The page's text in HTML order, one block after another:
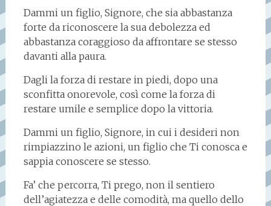
Dammi un figlio, Signore, che sia abbastanza
forte da riconoscere la sua debolezza ed
abbastanza coraggioso da affrontare se stesso
davanti alla paura.
Dagli la forza di restare in piedi, dopo una
sconfitta onorevole, così come la forza di
restare umile e semplice dopo la vittoria.
Dammi un figlio, Signore, in cui i desideri non
rimpiazzino le azioni, un figlio che Ti conosca e
sappia conoscere se stesso.
Fa’ che percorra, Ti prego, non il sentiero
dell’agiatezza e delle comodità, ma quello dello